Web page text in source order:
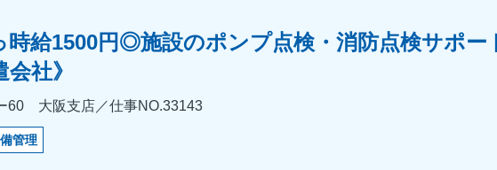
時給1500円◎施設のポンプ点検・消防点検サポ
社》
60 大阪支店／仕事NO.33143
管理